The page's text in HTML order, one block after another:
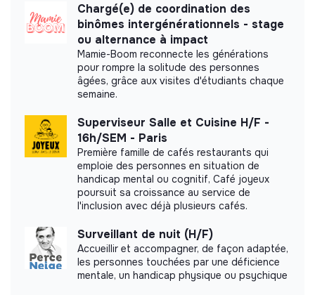
More information
Website
Company
Between 50 and 250
employees
Services
Impact study
Les Demoiselles de Compagnie did not yet
communicate its impact measurement.
Labels and certifications
Chargé(e) de coordination des
binômes intergénérationnels - stage
ou alternance à impact
Mamie-Boom reconnecte les générations
pour rompre la solitude des personnes
âgées, grâce aux visites d'étudiants chaque
semaine.
Superviseur Salle et Cuisine H/F -
16h/SEM - Paris
Première famille de cafés restaurants qui
emploie des personnes en situation de
handicap mental ou cognitif, Café joyeux
poursuit sa croissance au service de
l'inclusion avec déjà plusieurs cafés.
Surveillant de nuit (H/F)
Accueillir et accompagner, de façon adaptée,
les personnes touchées par une déficience
mentale, un handicap physique ou psychique